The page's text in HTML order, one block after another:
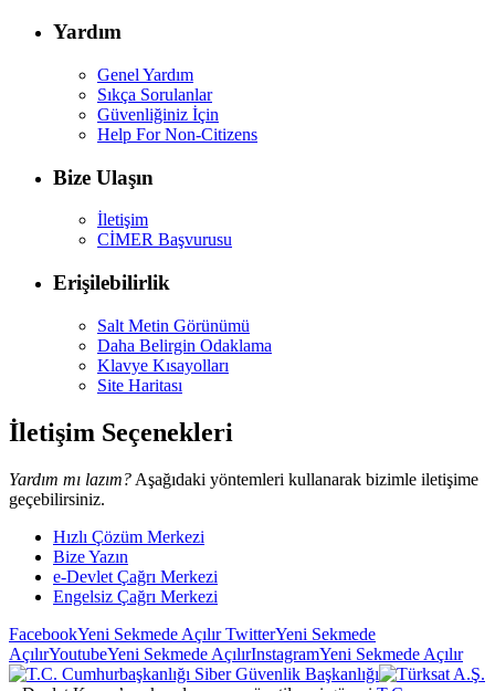
Yardım
Genel Yardım
Sıkça Sorulanlar
Güvenliğiniz İçin
Help For Non-Citizens
Bize Ulaşın
İletişim
CİMER Başvurusu
Erişilebilirlik
Salt Metin Görünümü
Daha Belirgin Odaklama
Klavye Kısayolları
Site Haritası
İletişim Seçenekleri
Yardım mı lazım? Aşağıdaki yöntemleri kullanarak bizimle iletişime
geçebilirsiniz.
Hızlı Çözüm Merkezi
Bize Yazın
e-Devlet Çağrı Merkezi
Engelsiz Çağrı Merkezi
FacebookYeni Sekmede AçılırTwitterYeni Sekmede
AçılırYoutubeYeni Sekmede AçılırInstagramYeni Sekmede Açılır